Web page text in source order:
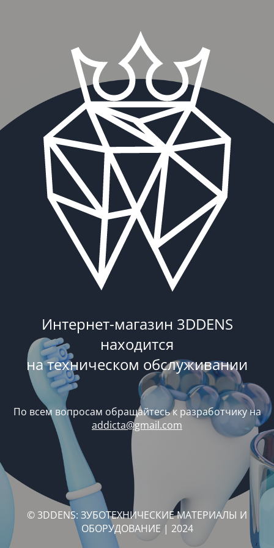
Интернет-магазин 3DDENS
находится
на техническом обслуживании
По всем вопросам обращайтесь к разработчику на
addicta@gmail.com
© 3DDENS: ЗУБОТЕХНИЧЕСКИЕ МАТЕРИАЛЫ И
ОБОРУДОВАНИЕ | 2024